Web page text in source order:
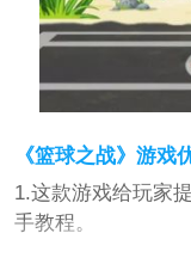
《篮球之战》游戏
1.这款游戏给玩家
手教程。